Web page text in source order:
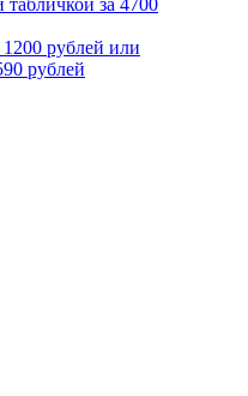
рублей или
рублей